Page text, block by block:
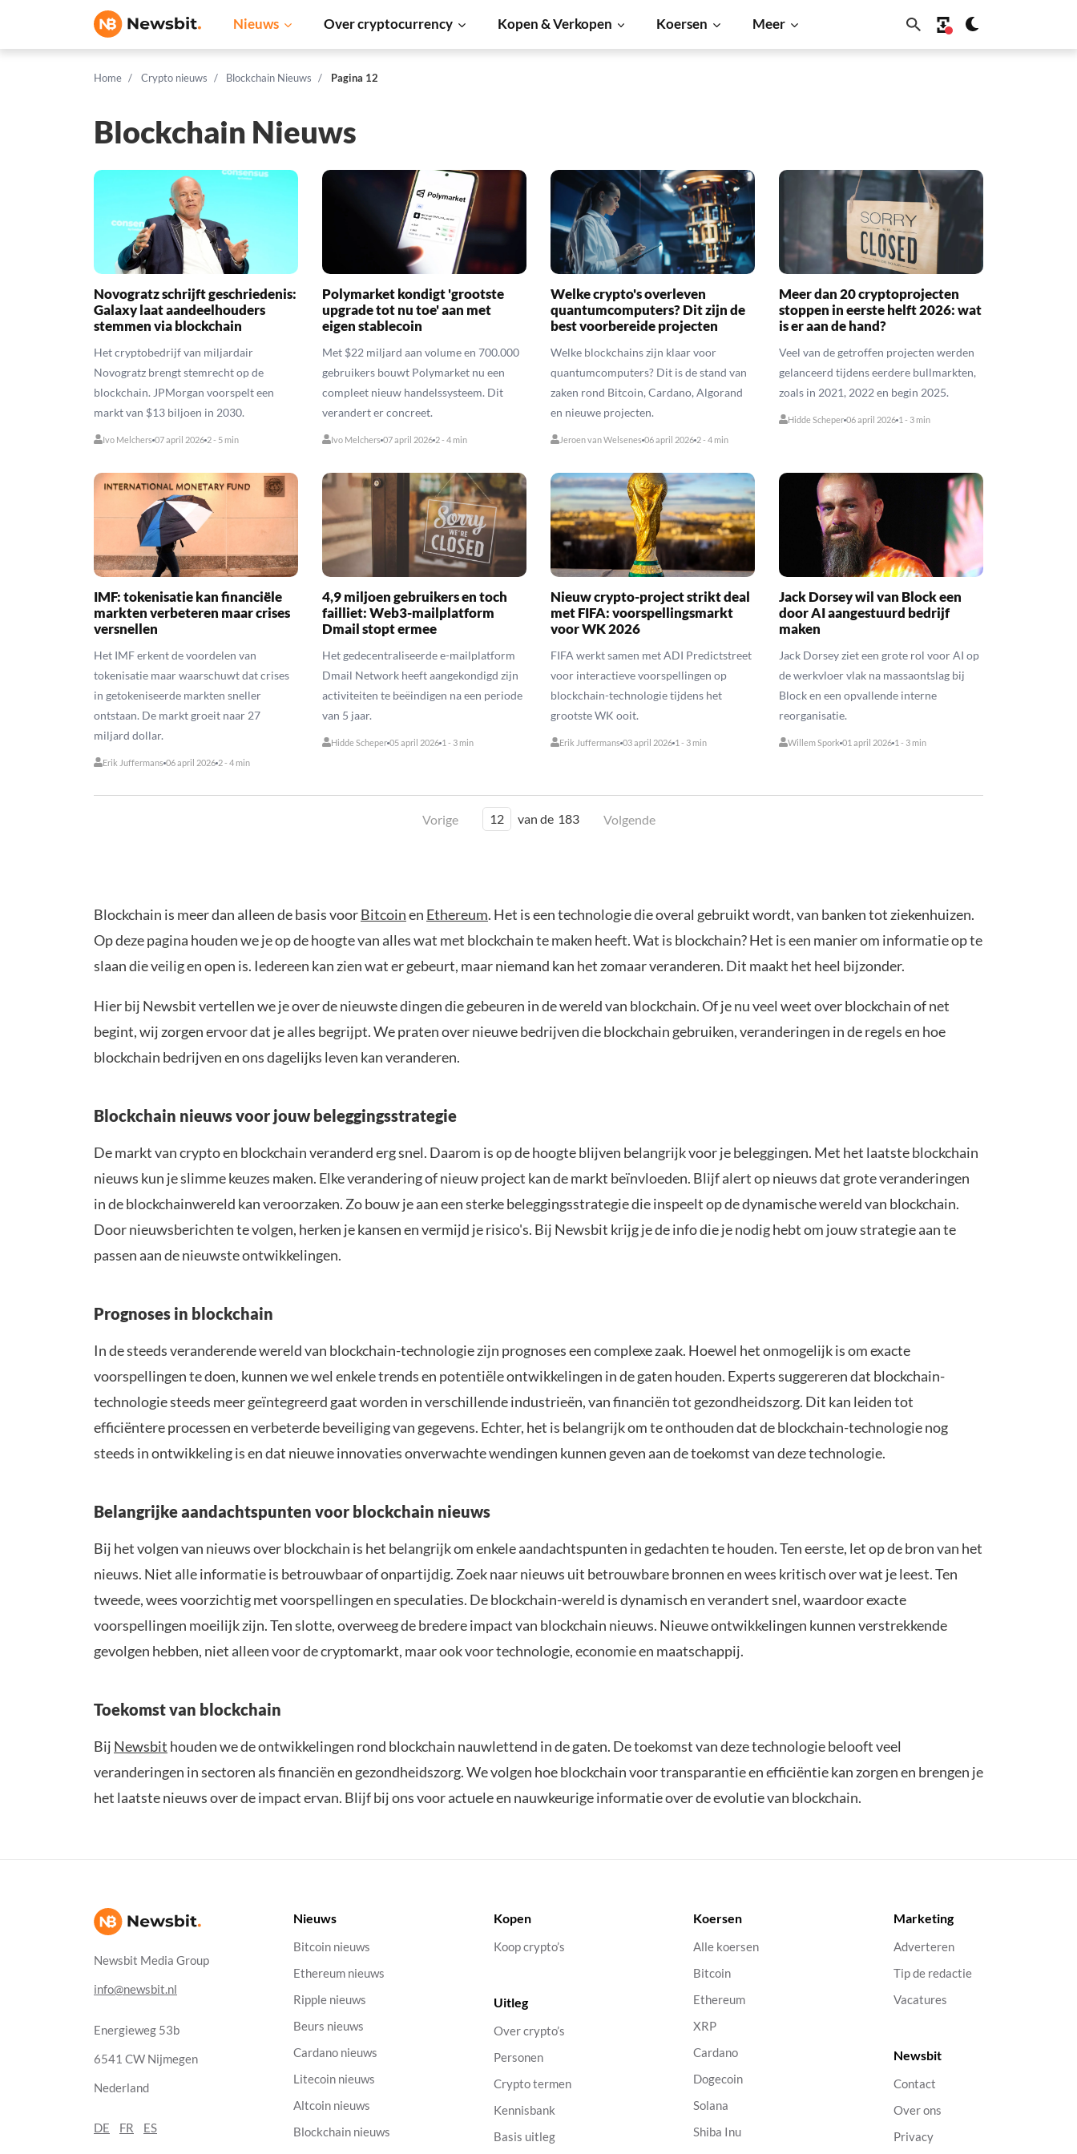
Nieuws Over cryptocurrency Kopen & Verkopen Koersen Meer
Home Crypto nieuws Blockchain Nieuws Pagina 12
Blockchain Nieuws
Novogratz schrijft geschriedenis:
Galaxy laat aandeelhouders
stemmen via blockchain
Het cryptobedrijf van miljardair
Novogratz brengt stemrecht op de
blockchain. JPMorgan voorspelt een
markt van $13 biljoen in 2030.
Ivo Melchers 07 april 2026 2 - 5 min
Polymarket kondigt 'grootste
upgrade tot nu toe' aan met
eigen stablecoin
Met $22 miljard aan volume en 700.000
gebruikers bouwt Polymarket nu een
compleet nieuw handelssysteem. Dit
verandert er concreet.
Ivo Melchers 07 april 2026 2 - 4 min
Welke crypto's overleven
quantumcomputers? Dit zijn de
best voorbereide projecten
Welke blockchains zijn klaar voor
quantumcomputers? Dit is de stand van
zaken rond Bitcoin, Cardano, Algorand
en nieuwe projecten.
Jeroen van Welsenes 06 april 2026 2 - 4 min
Meer dan 20 cryptoprojecten
stoppen in eerste helft 2026: wat
is er aan de hand?
Veel van de getroffen projecten werden
gelanceerd tijdens eerdere bullmarkten,
zoals in 2021, 2022 en begin 2025.
Hidde Scheper 06 april 2026 1 - 3 min
IMF: tokenisatie kan financiële
markten verbeteren maar crises
versnellen
Het IMF erkent de voordelen van
tokenisatie maar waarschuwt dat crises
in getokeniseerde markten sneller
ontstaan. De markt groeit naar 27
miljard dollar.
Erik Juffermans 06 april 2026 2 - 4 min
4,9 miljoen gebruikers en toch
failliet: Web3-mailplatform
Dmail stopt ermee
Het gedecentraliseerde e-mailplatform
Dmail Network heeft aangekondigd zijn
activiteiten te beëindigen na een periode
van 5 jaar.
Hidde Scheper 05 april 2026 1 - 3 min
Nieuw crypto-project strikt deal
met FIFA: voorspellingsmarkt
voor WK 2026
FIFA werkt samen met ADI Predictstreet
voor interactieve voorspellingen op
blockchain-technologie tijdens het
grootste WK ooit.
Erik Juffermans 03 april 2026 1 - 3 min
Jack Dorsey wil van Block een
door AI aangestuurd bedrijf
maken
Jack Dorsey ziet een grote rol voor AI op
de werkvloer vlak na massaontslag bij
Block en een opvallende interne
reorganisatie.
Willem Spork 01 april 2026 1 - 3 min
Vorige 12 van de 183 Volgende
Blockchain is meer dan alleen de basis voorBitcoinen Ethereum. Het is een technologie die overal gebruikt wordt, van banken tot ziekenhuizen.
Op deze pagina houden we je op de hoogte van alles wat met blockchain te maken heeft. Wat is blockchain? Het is een manier om informatie op te
slaan die veilig en open is. Iedereen kan zien wat er gebeurt, maar niemand kan het zomaar veranderen. Dit maakt het heel bijzonder.
Hier bij Newsbit vertellen we je over de nieuwste dingen die gebeuren in de wereld van blockchain. Of je nu veel weet over blockchain of net
begint, wij zorgen ervoor dat je alles begrijpt. We praten over nieuwe bedrijven die blockchain gebruiken, veranderingen in de regels en hoe
blockchain bedrijven en ons dagelijks leven kan veranderen.
Blockchain nieuws voor jouw beleggingsstrategie
De markt van crypto en blockchain veranderd erg snel. Daarom is op de hoogte blijven belangrijk voor je beleggingen. Met het laatste blockchain
nieuws kun je slimme keuzes maken. Elke verandering of nieuw project kan de markt beïnvloeden. Blijf alert op nieuws dat grote veranderingen
in de blockchainwereld kan veroorzaken. Zo bouw je aan een sterke beleggingsstrategie die inspeelt op de dynamische wereld van blockchain.
Door nieuwsberichten te volgen, herken je kansen en vermijd je risico's. Bij Newsbit krijg je de info die je nodig hebt om jouw strategie aan te
passen aan de nieuwste ontwikkelingen.
Prognoses in blockchain
In de steeds veranderende wereld van blockchain-technologie zijn prognoses een complexe zaak. Hoewel het onmogelijk is om exacte
voorspellingen te doen, kunnen we wel enkele trends en potentiële ontwikkelingen in de gaten houden. Experts suggereren dat blockchain-
technologie steeds meer geïntegreerd gaat worden in verschillende industrieën, van financiën tot gezondheidszorg. Dit kan leiden tot
efficiëntere processen en verbeterde beveiliging van gegevens. Echter, het is belangrijk om te onthouden dat de blockchain-technologie nog
steeds in ontwikkeling is en dat nieuwe innovaties onverwachte wendingen kunnen geven aan de toekomst van deze technologie.
Belangrijke aandachtspunten voor blockchain nieuws
Bij het volgen van nieuws over blockchain is het belangrijk om enkele aandachtspunten in gedachten te houden. Ten eerste, let op de bron van het
nieuws. Niet alle informatie is betrouwbaar of onpartijdig. Zoek naar nieuws uit betrouwbare bronnen en wees kritisch over wat je leest. Ten
tweede, wees voorzichtig met voorspellingen en speculaties. De blockchain-wereld is dynamisch en verandert snel, waardoor exacte
voorspellingen moeilijk zijn. Ten slotte, overweeg de bredere impact van blockchain nieuws. Nieuwe ontwikkelingen kunnen verstrekkende
gevolgen hebben, niet alleen voor de cryptomarkt, maar ook voor technologie, economie en maatschappij.
Toekomst van blockchain
Bij Newsbit houden we de ontwikkelingen rond blockchain nauwlettend in de gaten. De toekomst van deze technologie belooft veel
veranderingen in sectoren als financiën en gezondheidszorg. We volgen hoe blockchain voor transparantie en efficiëntie kan zorgen en brengen je
het laatste nieuws over de impact ervan. Blijf bij ons voor actuele en nauwkeurige informatie over de evolutie van blockchain.
Newsbit Media Group
info@newsbit.nl
Energieweg 53b
6541 CW Nijmegen
Nederland
DE FR ES
Nieuws
Bitcoin nieuws
Ethereum nieuws
Ripple nieuws
Beurs nieuws
Cardano nieuws
Litecoin nieuws
Altcoin nieuws
Blockchain nieuws
Kopen
Koop crypto’s
Uitleg
Over crypto’s
Personen
Crypto termen
Kennisbank
Basis uitleg
Koersen
Alle koersen
Bitcoin
Ethereum
XRP
Cardano
Dogecoin
Solana
Shiba Inu
Marketing
Adverteren
Tip de redactie
Vacatures
Newsbit
Contact
Over ons
Privacy